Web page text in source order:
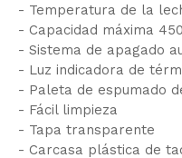
- Temperatura de la
- Capacidad máxima
- Sistema de apagado
- Luz indicadora de
- Paleta de espumado
- Fácil limpieza
- Tapa transparente
- Carcasa plástica de